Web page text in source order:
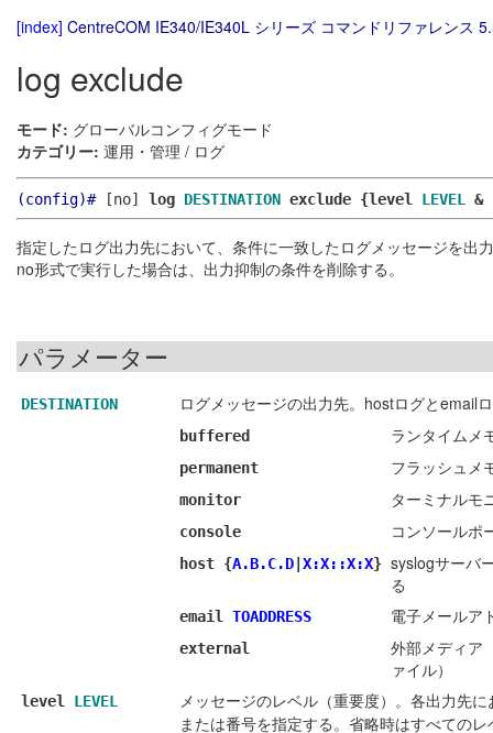
[index] CentreCOM IE340/IE340L シリーズ コマンドリファレンス
log exclude
モード: グローバルコンフィグモード
カテゴリー: 運用・管理 / ログ
(config)#[no] log DESTINATION exclude {level LEVEL
指定したログ出力先において、条件に一致したログメッセージを出
no形式で実行した場合は、出力抑制の条件を削除する。
パラメーター
DESTINATION ログメッセージの出力先。hostログとemail
buffered ランタイムメ
permanent フラッシュメ
monitor ターミナルモ
console コンソールポ
host {A.B.C.D X:X::X:X} syslogサーバ
る
email TOADDRESS 電子メールア
external
外部メディア
ァイル）
level LEVEL
メッセージのレベル（重要度）。各出力先
または番号を指定する。省略時はすべての